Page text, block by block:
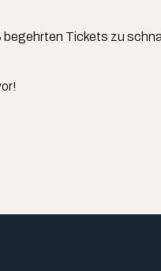
begehrten Tickets zu